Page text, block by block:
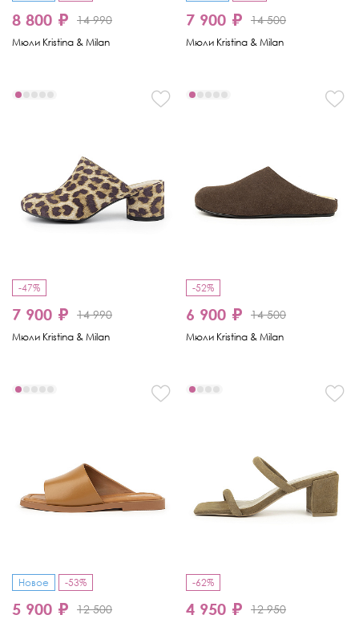
8 800 ₽ 14 990
Мюли Kristina & Milan
7 900 ₽ 14 500
Мюли Kristina & Milan
-47%
7 900 ₽ 14 990
Мюли Kristina & Milan
-52%
6 900 ₽ 14 500
Мюли Kristina & Milan
Новое -53%
5 900 ₽ 12 500
-62%
4 950 ₽ 12 950